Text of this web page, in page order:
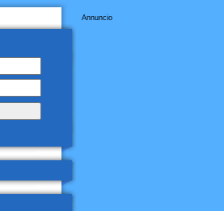
Annuncio